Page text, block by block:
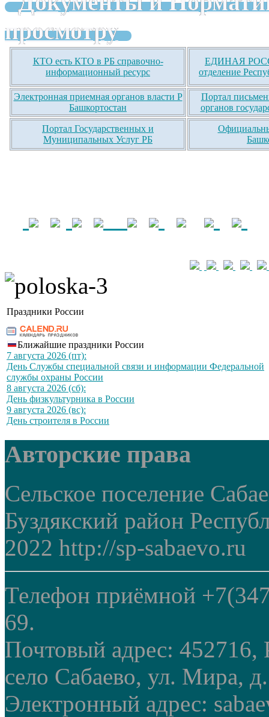
просмотру
КТО есть КТО в РБ справочно-
информационный ресурс
ЕДИНАЯ
отделение
Электронная приемная органов власти Р
Башкортостан
Портал
органов
Портал Государственных и
Муниципальных Услуг РБ
Праздники России
Ближайшие праздники России
7 августа 2026 (пт):
День Службы специальной связи и информации Федеральной
службы охраны России
8 августа 2026 (сб):
День физкультурника в России
9 августа 2026 (вс):
День строителя в России
Авторские права
Сельское поселение
Буздякский район
2022 http://sp-sabaevo.ru
Телефон приёмной
69.
Почтовый адрес: 452716,
село Сабаево, ул. Мира,
Электронный адрес: